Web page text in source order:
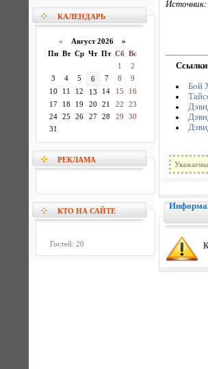
КАЛЕНДАРЬ
« Август 2026 »
Пн Вт Ср Чт Пт Сб Вс
1
2
3
4 5 6 7 8
9
10
11 12 13 14 15
16
17
18 19 20 21 22
23
24
25 26 27 28 29
30
31
РЕКЛАМА
КТО НА САЙТЕ
Гостей: 20
Источник:
Ссылки
Бой